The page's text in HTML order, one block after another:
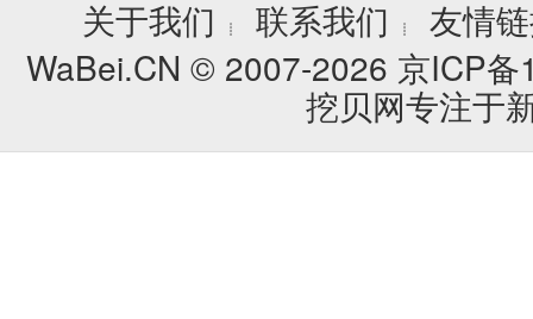
关于我们 ┊ 联系我们 ┊
友情
WaBei.CN © 2007-2026 京ICP
挖贝网专注于